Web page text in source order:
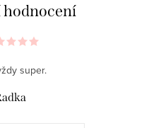
hodnocení
super.